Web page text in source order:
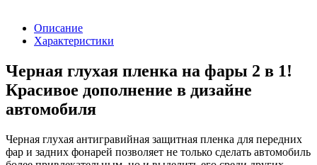
Описание
Характеристики
Черная глухая пленка на фары 2 в 1!
Красивое дополнение в дизайне
автомобиля
Черная глухая антигравийная защитная пленка для передних
фар и задних фонарей позволяет не только сделать автомобиль